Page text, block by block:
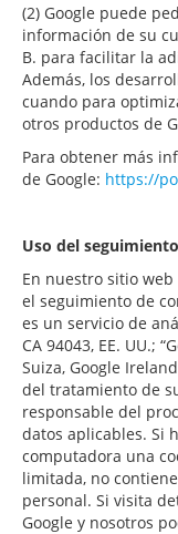
(2) Google puede
información de su
B. para facilitar la
Además, los
cuando para
otros productos de
Para obtener más
de Google: https://
Uso del
En nuestro sitio
el seguimiento de
es un servicio de
CA 94043, EE. UU.;
Suiza, Google
del tratamiento de
responsable del
datos aplicables. Si
computadora una
limitada, no
personal. Si visita
Google y nosotros